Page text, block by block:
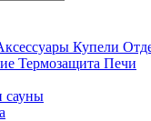
Купели
Термозащита Печи
сауны